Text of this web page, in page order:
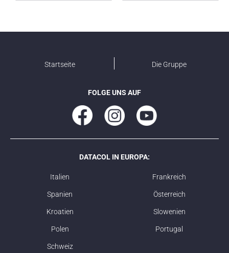
Startseite Die Gruppe
FOLGE UNS AUF
DATACOL IN EUROPA:
Italien Frankreich
Spanien Österreich
Kroatien Slowenien
Polen Portugal
Schweiz